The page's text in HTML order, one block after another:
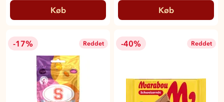
Køb Køb
-17% Reddet -40% Reddet